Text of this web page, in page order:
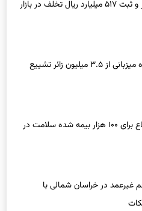
جرائم غیرعمد در خراسان شمالی با